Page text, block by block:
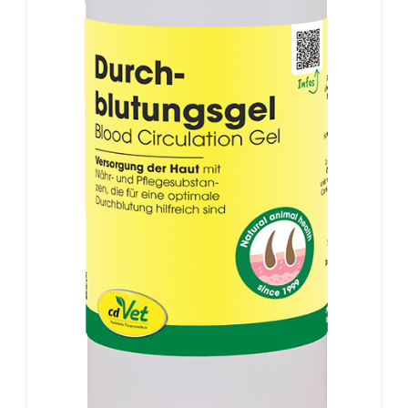
selbstverständlich unter dem von der EU
vorgegebenen Grenzwert von 0,2% THC.Der Gehalt
wichtiger Inhaltsstoffe des CBD Pulver, wie natürlich
vorkommende, essentielle Fett- und Aminosäuren,
Vitamine, Mineralien und Spurenelementen, besitzen
einen hohen ernährungsphysiologischen Wert für Ihr
Tier. Besonders hervorzuheben sind hierbei die
Linolsäure, die Gamma-Linolensäure und verschiedene
Omega-Fettsäuren (3, 6, 9).Hunde mit MDR1-Gendefekt:
Über die Verträglichkeit von CBD-Produkten bei
Hunden mit MDR1-Gendefekt gibt es bislang noch
keine belastbaren Studien. Daher sollte die Fütterung
bei Hunden mit MDR1-Gendefekt in Absprache mit
Ihrem Tierarzt oder Tierheilpraktiker erfolgen. Wir
empfehlen folgende, alternative cdVet Produkte bei
Hunden mit MDR1-Gendefekt:Bewegungsapparat:
ArthroGreen Classic, ArthroGreen plus, u.a.Stress:
Nervennahrung, Calma, u.a.Zusammensetzung:
Leinsamen*, Hanfblätter**entölt, gemahlenAnalytische
Bestandteile: CBD/CBDa (Cannabidiol/-säure) 0,21%,
Rohprotein 23,3%, Rohfett 6,5%, Rohfaser 10,4%,